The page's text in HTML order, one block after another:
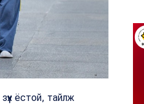
ёстой, тайлж